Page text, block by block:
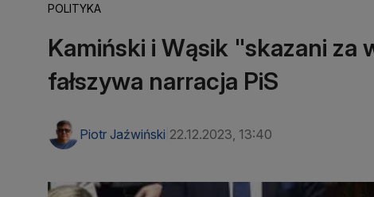
POLITYKA
Kamiński i Wąsik "skazani za
fałszywa narracja PiS
Piotr Jaźwiński 22.12.2023, 13:40